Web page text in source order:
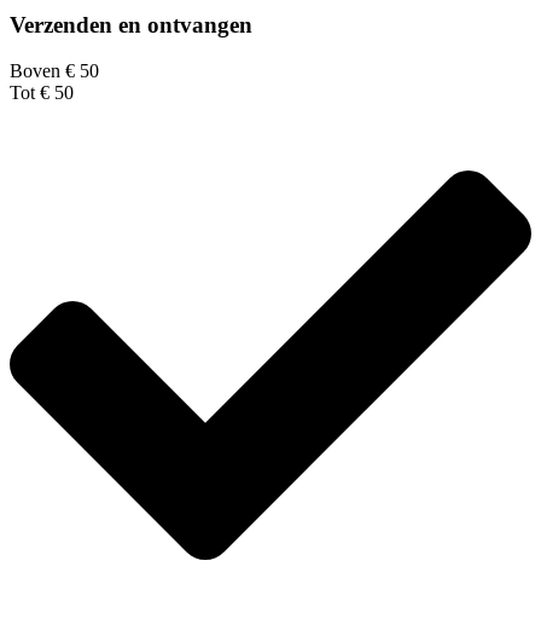
Verzenden en ontvangen
Boven € 50
Tot € 50